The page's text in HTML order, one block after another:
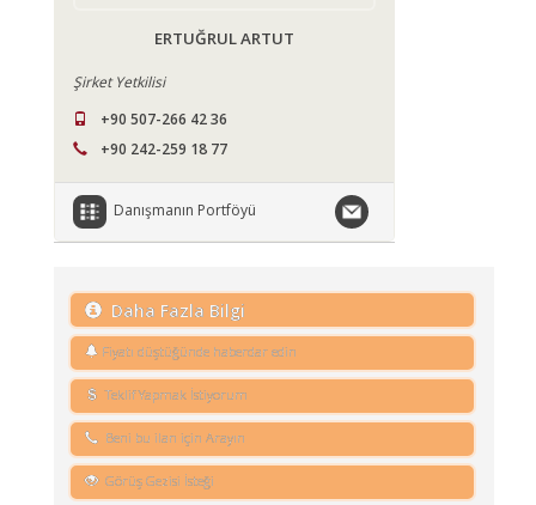
ERTUĞRUL ARTUT
Şirket Yetkilisi
+90 507-266 42 36
+90 242-259 18 77
Danışmanın Portföyü
Daha Fazla Bilgi
Fiyatı düştüğünde haberdar edin
Teklif Yapmak İstiyorum
Beni bu ilan için Arayın
Görüş Gezisi İsteği